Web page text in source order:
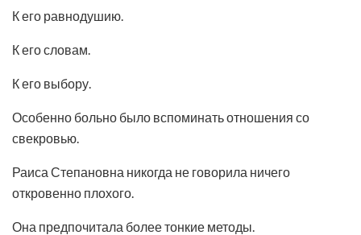
К его равнодушию.
К его словам.
К его выбору.
Особенно больно было вспоминать отношения со
свекровью.
Раиса Степановна никогда не говорила ничего
откровенно плохого.
Она предпочитала более тонкие методы.